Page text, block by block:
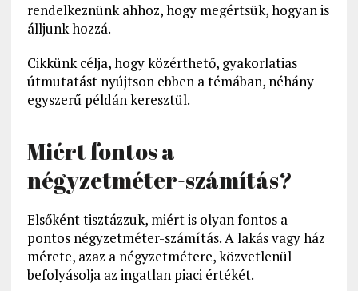
rendelkeznünk ahhoz, hogy megértsük, hogyan is
álljunk hozzá.
Cikkünk célja, hogy közérthető, gyakorlatias
útmutatást nyújtson ebben a témában, néhány
egyszerű példán keresztül.
Miért fontos a
négyzetméter-számítás?
Elsőként tisztázzuk, miért is olyan fontos a
pontos négyzetméter-számítás. A lakás vagy ház
mérete, azaz a négyzetmétere, közvetlenül
befolyásolja az ingatlan piaci értékét.